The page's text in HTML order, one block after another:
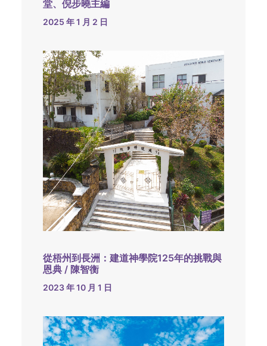
堂、倪步曉主編
2025 年 1 月 2 日
從梧州到長洲：建道神學院125年的挑戰與
恩典 / 陳智衡
2023 年 10 月 1 日